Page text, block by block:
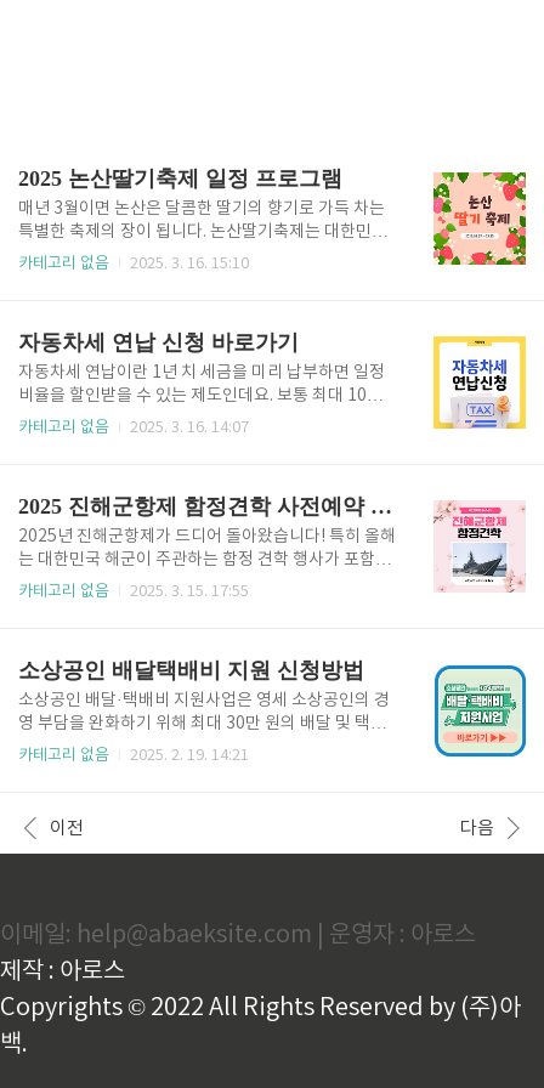
2025 논산딸기축제 일정 프로그램
매년 3월이면 논산은 달콤한 딸기의 향기로 가득 차는
특별한 축제의 장이 됩니다. 논산딸기축제는 대한민국
최대 딸기 주산지인 논산에서 열리는 전국 최대 규모의
한 이벤트가 가득! 지금 바로 일정 확인하고, 예약하세
요! 논산딸기축제 사전 예약👆 📆 2025 논산딸기축제
일정 및 장소 🗓 일정: 2025년 3월 27일(목) ~ 3월 30
일(일)📍 장소: 논산시민가족공원 일원 👉 올해 축제는
단 4일간만 진행됩니다!기회를 놓치지 않도록 지금 미
카테고리 없음 2025. 3. 16. 15:10
자동차세 연납 신청 바로가기
자동차세 연납이란 1년 치 세금을 미리 납부하면 일정
비율을 할인받을 수 있는 제도인데요. 보통 최대 10%
할인이 적용되며, 이는 적지 않은 금액이기 때문에 똑똑
요! 자동차세 연납 신청 👆 📌 자동차세 연납 신청 방법
및 절차1️⃣ 온라인 신청 방법 온라인으로 신청하면 직접
방문할 필요 없이 5분 만에 신청 가능합니다. ✅ 신청 가
능 사이트 자동차 연납 신청은 위택스를 통해 쉽고 간편
하게 신청 가능합니다. 위택스 바로가기👆 ■ 온라인 신
카테고리 없음 2025. 3. 16. 14:07
2025 진해군항제 함정견학 사전예약 방법
2025년 진해군항제가 드디어 돌아왔습니다! 특히 올해
는 대한민국 해군이 주관하는 함정 견학 행사가 포함되
어 많은 관심을 받고 있는데요. 실제 해군 함정을 타고
예약을 서둘러야 해요! 지금부터, 2025 진해군항제 함
정견학 사전예약 방법을 가장 쉽게, 빠르게, 성공적으로
할 수 있도록 모든 꿀팁을 알려드릴게요! 함정견학 사
전예약👆 📅 2025 진해군항제 & 함정견학 행사 일
정 📌 진해군항제 전체 일정기간: 2025년 3월 29일(토)
라이트: 벚꽃 축제, 군악의장 페스티벌, ..
카테고리 없음 2025. 3. 15. 17:55
소상공인 배달택배비 지원 신청방법
소상공인 배달·택배비 지원사업은 영세 소상공인의 경
영 부담을 완화하기 위해 최대 30만 원의 배달 및 택배
비를 지원하는 제도입니다. 이 포스팅에서는 지원 대상,
신청은 소상공인배달택배비지원.kr 홈페이지에서 신
청 가능합니다.신속지급과 확인지급 두 가지 방식으로
업자등록번호 끝자리 홀수2월 18일 : 사업자등록번호
끝자리 짝수 신청 방법 : 소상공인배달택배비지원.kr 홈
페이지에서 신청제출 서류 : 별도의 증빙 자료 ..
카테고리 없음 2025. 2. 19. 14:21
이전 다음
이메일: help@abaeksite.com | 운영자 : 아로스
제작 : 아로스
Copyrights © 2022 All Rights Reserved by (주)아
백.